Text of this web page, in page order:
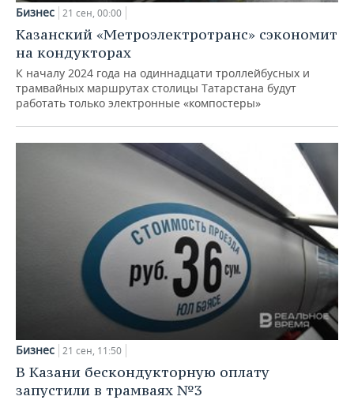
Бизнес 21 сен, 00:00
Казанский «Метроэлектротранс» сэкономит
на кондукторах
К началу 2024 года на одиннадцати троллейбусных и
трамвайных маршрутах столицы Татарстана будут
работать только электронные «компостеры»
Бизнес 21 сен, 11:50
В Казани бескондукторную оплату
запустили в трамваях №3